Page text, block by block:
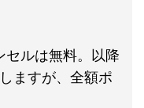
セルは無料。以降
ますが、全額ポ